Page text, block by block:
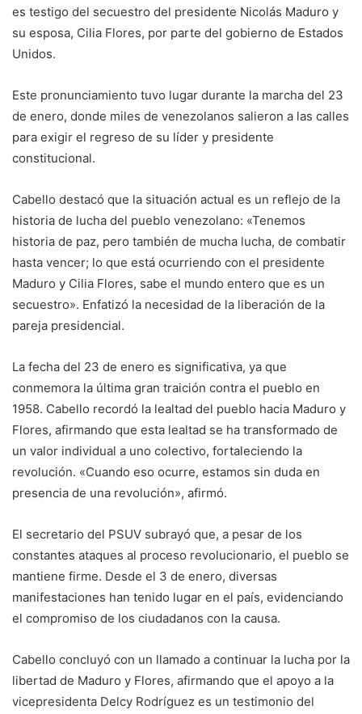
es testigo del secuestro del presidente Nicolás Maduro y
su esposa, Cilia Flores, por parte del gobierno de Estados
Unidos.
Este pronunciamiento tuvo lugar durante la marcha del 23
de enero, donde miles de venezolanos salieron a las calles
para exigir el regreso de su líder y presidente
constitucional.
Cabello destacó que la situación actual es un reflejo de la
historia de lucha del pueblo venezolano: «Tenemos
historia de paz, pero también de mucha lucha, de combatir
hasta vencer; lo que está ocurriendo con el presidente
Maduro y Cilia Flores, sabe el mundo entero que es un
secuestro». Enfatizó la necesidad de la liberación de la
pareja presidencial.
La fecha del 23 de enero es significativa, ya que
conmemora la última gran traición contra el pueblo en
1958. Cabello recordó la lealtad del pueblo hacia Maduro y
Flores, afirmando que esta lealtad se ha transformado de
un valor individual a uno colectivo, fortaleciendo la
revolución. «Cuando eso ocurre, estamos sin duda en
presencia de una revolución», afirmó.
El secretario del PSUV subrayó que, a pesar de los
constantes ataques al proceso revolucionario, el pueblo se
mantiene firme. Desde el 3 de enero, diversas
manifestaciones han tenido lugar en el país, evidenciando
el compromiso de los ciudadanos con la causa.
Cabello concluyó con un llamado a continuar la lucha por la
libertad de Maduro y Flores, afirmando que el apoyo a la
vicepresidenta Delcy Rodríguez es un testimonio del